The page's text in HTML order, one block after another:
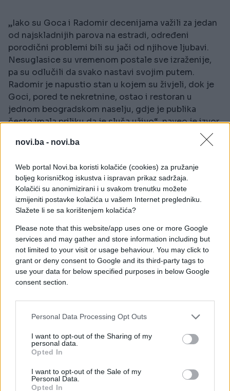
novi.ba - novi.ba
Web portal Novi.ba koristi kolačiće (cookies) za pružanje
boljeg korisničkog iskustva i ispravan prikaz sadržaja.
Kolačići su anonimizirani i u svakom trenutku možete
izmijeniti postavke kolačića u vašem Internet pregledniku.
Slažete li se sa korištenjem kolačića?
Please note that this website/app uses one or more Google
services and may gather and store information including but
not limited to your visit or usage behaviour. You may click to
grant or deny consent to Google and its third-party tags to
use your data for below specified purposes in below Google
consent section.
Personal Data Processing Opt Outs
I want to opt-out of the Sharing of my
personal data.
Opted In
I want to opt-out of the Sale of my
Personal Data.
Opted In
„Iako su Goca i Radomir decenijama važili za jedan
od najskladnijih parova na estradi, određeni
porodični problemi bili su jači od njihove ljubavi.
Nesuglasice su vremenom postale sve izraženije,
pa su odlučili da svako nastavi svojim putem.
Radomir je napustio stan u kojem su živjeli, dok je
Goci, pored te nekretnine, ostao i restoran u
jednom beogradskom naselju, gdje je publika
često imala priliku da je sluša uživo“, naveo je izvor
U estradnim krugovima gotovo dvije decenije
kružile su priče da je upravo Gocin sada već bivši
suprug, za kojeg se udala 1986. godine, imao
značajan uticaj na njenu odluku da se povuče sa
scene u periodu najveće popularnosti.
Međutim, pjevačica je takve tvrdnje uvijek odlučno
demantovala.
Ubrzo nakon vjenčanja, Gordana i Radomir dobili su
dvije kćerke, Mašu i Lanu, a porodica im je tokom
svih godina bila na prvom mjestu.
Ljubav, porodica i zajednički život
U vrijeme kada je njihova ljubav bila na vrhuncu,
zajedno su kupili stan i uredili ga prema vlastitim
željama. Tokom godina prolazili su kroz brojne
izazove, ali su nastojali da ih rješavaju zajedno.